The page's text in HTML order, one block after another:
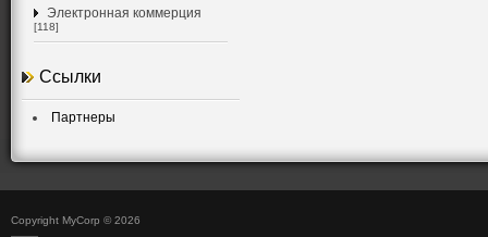
Электронная коммерция
[118]
Ссылки
Партнеры
Copyright MyCorp © 2026